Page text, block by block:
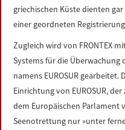
griechischen Küste dienten
einer geordneten
Zugleich wird von FRONTEX
Systems für die Überwachung
namens EUROSUR
Einrichtung von EUROSUR,
dem Europäischen
Seenotrettung nur »unter